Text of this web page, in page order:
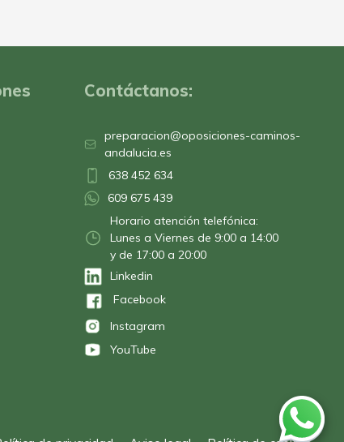
Contáctanos:
preparacion@oposiciones-caminos-
andalucia.es
638 452 634
609 675 439
Horario atención telefónica:
Lunes a Viernes de 9:00 a 14:00
y de 17:00 a 20:00
Linkedin
Facebook
Instagram
YouTube